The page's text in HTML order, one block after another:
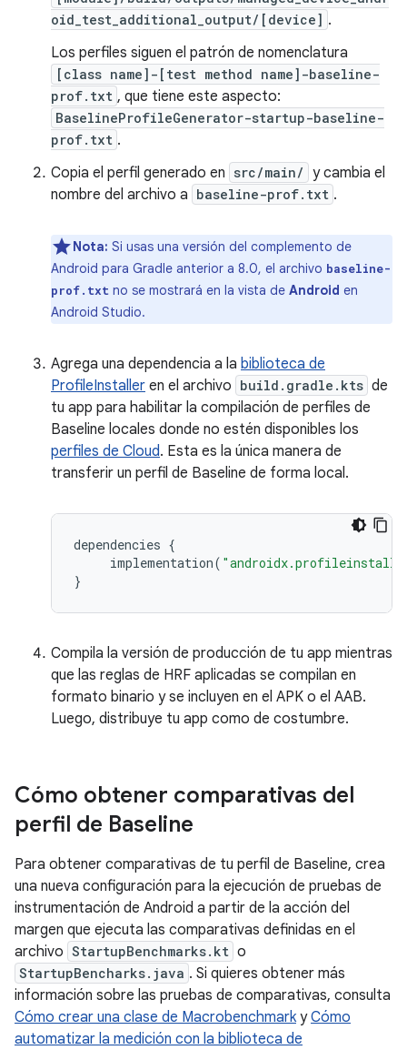
oid_test_additional_output/[device] .
Los perfiles siguen el patrón de nomenclatura
[class name]-[test method name]-baseline-
prof.txt , que tiene este aspecto:
BaselineProfileGenerator-startup-baseline-
prof.txt .
Copia el perfil generado en src/main/ y cambia el
nombre del archivo a baseline-prof.txt .
Nota: Si usas una versión del complemento de
Android para Gradle anterior a 8.0, el archivo baseline-
prof.txt no se mostrará en la vista de Android en
Android Studio.
Agrega una dependencia a la biblioteca de
ProfileInstaller en el archivo build.gradle.kts de
tu app para habilitar la compilación de perfiles de
Baseline locales donde no estén disponibles los
perfiles de Cloud. Esta es la única manera de
transferir un perfil de Baseline de forma local.
dependencies {
implementation(
}
Compila la versión de producción de tu app mientras
que las reglas de HRF aplicadas se compilan en
formato binario y se incluyen en el APK o el AAB.
Luego, distribuye tu app como de costumbre.
Cómo obtener comparativas del
perfil de Baseline
Para obtener comparativas de tu perfil de Baseline, crea
una nueva configuración para la ejecución de pruebas de
instrumentación de Android a partir de la acción del
margen que ejecuta las comparativas definidas en el
archivo StartupBenchmarks.kt o
StartupBencharks.java . Si quieres obtener más
información sobre las pruebas de comparativas, consulta
Cómo crear una clase de MacrobenchmarkyCómo
automatizar la medición con la biblioteca de